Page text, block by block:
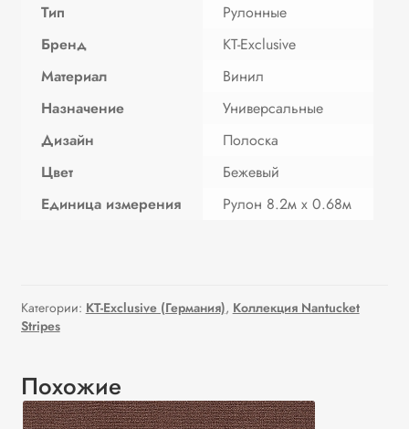
Категории: KT-Exclusive (Германия), Коллекция Nantucket
Stripes
Тип
Рулонные
Бренд
KT-Exclusive
Материал
Винил
Назначение
Универсальные
Дизайн
Полоска
Цвет
Бежевый
Единица измерения
Рулон 8.2м х 0.68м
Похожие